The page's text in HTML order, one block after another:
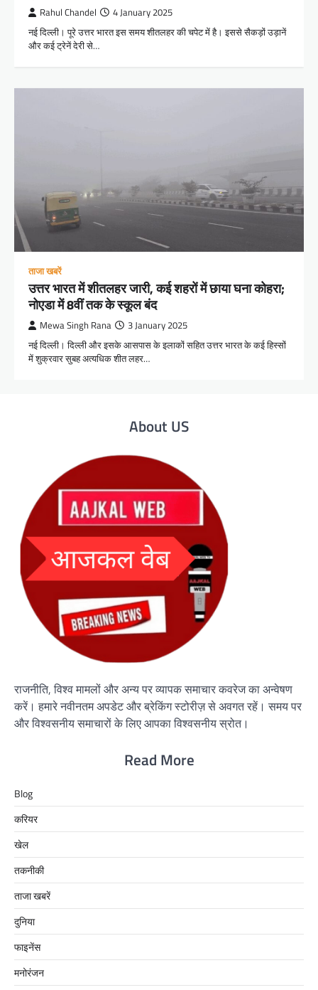
Rahul Chandel 4 January 2025
नई दिल्ली। पूरे उत्तर भारत इस समय शीतलहर की चपेट में है। इससे सैकड़ों उड़ानें
और कई ट्रेनें देरी से…
ताजा खबरें
उत्तर भारत में शीतलहर जारी, कई शहरों में छाया घना कोहरा;
नोएडा में 8वीं तक के स्कूल बंद
Mewa Singh Rana 3 January 2025
नई दिल्ली। दिल्ली और इसके आसपास के इलाकों सहित उत्तर भारत के कई हिस्सों
में शुक्रवार सुबह अत्यधिक शीत लहर…
About US
राजनीति, विश्व मामलों और अन्य पर व्यापक समाचार कवरेज का अन्वेषण
करें। हमारे नवीनतम अपडेट और ब्रेकिंग स्टोरीज़ से अवगत रहें। समय पर
और विश्वसनीय समाचारों के लिए आपका विश्वसनीय स्रोत।
Read More
Blog
करियर
खेल
तकनीकी
ताजा खबरें
दुनिया
फाइनेंस
मनोरंजन